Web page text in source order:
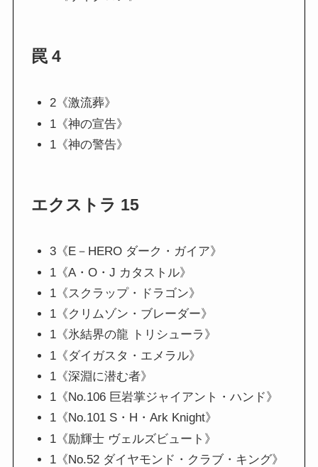
罠 4
2《激流葬》
1《神の宣告》
1《神の警告》
エクストラ 15
3《E－HERO ダーク・ガイア》
1《A・O・J カタストル》
1《スクラップ・ドラゴン》
1《クリムゾン・ブレーダー》
1《氷結界の龍 トリシューラ》
1《ダイガスタ・エメラル》
1《深淵に潜む者》
1《No.106 巨岩掌ジャイアント・ハンド》
1《No.101 S・H・Ark Knight》
1《励輝士 ヴェルズビュート》
1《No.52 ダイヤモンド・クラブ・キング》